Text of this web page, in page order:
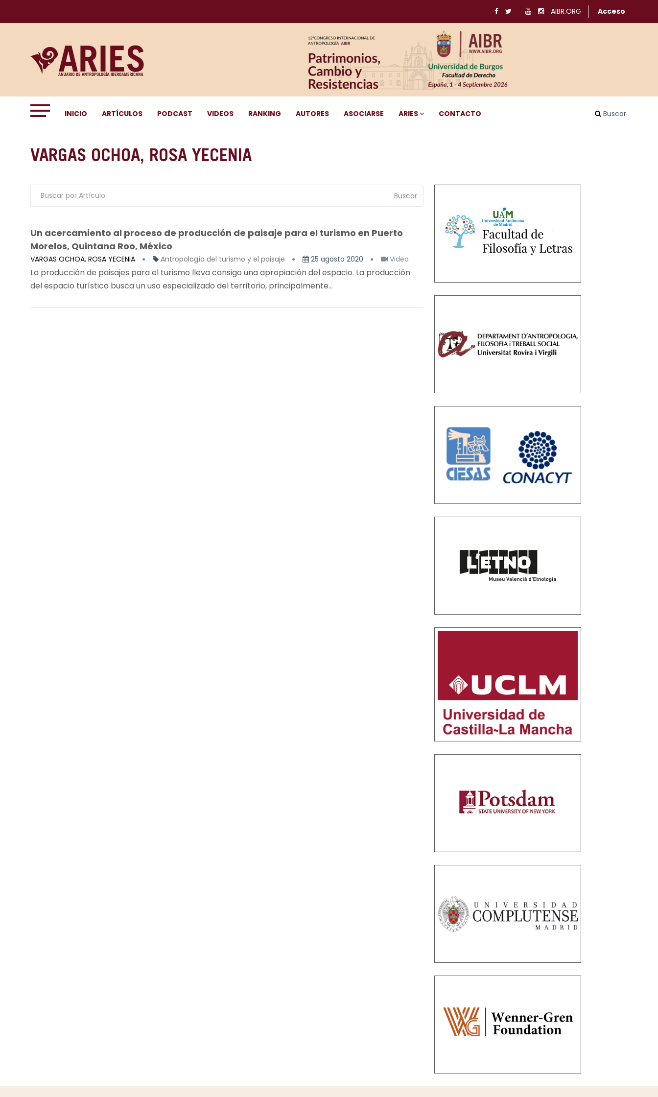
AIBR.ORG Acceso
INICIO ARTÍCULOS PODCAST VIDEOS RANKING AUTORES ASOCIARSE ARIES CONTACTO Buscar
VARGAS OCHOA, ROSA YECENIA
Buscar
Un acercamiento al proceso de producción de paisaje para el turismo en Puerto
Morelos, Quintana Roo, México
VARGAS OCHOA, ROSA YECENIA Antropología del turismo y el paisaje 25 agosto 2020 Video
La producción de paisajes para el turismo lleva consigo una apropiación del espacio. La producción
del espacio turístico busca un uso especializado del territorio, principalmente...